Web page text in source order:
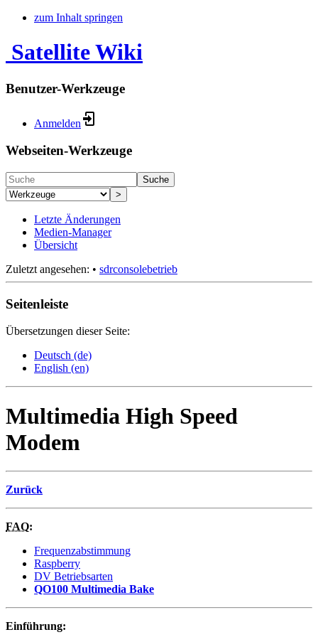
zum Inhalt springen
Satellite Wiki
Benutzer-Werkzeuge
Anmelden
Webseiten-Werkzeuge
Suche
>
Letzte Änderungen
Medien-Manager
Übersicht
Zuletzt angesehen: • sdrconsolebetrieb
Seitenleiste
Übersetzungen dieser Seite:
Deutsch (de)
English (en)
Multimedia High Speed
Modem
Zurück
FAQ:
Frequenzabstimmung
Raspberry
DV Betriebsarten
QO100 Multimedia Bake
Einführung: